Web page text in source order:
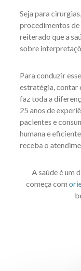
Seja para
procedimentos
reiterado que a
sobre
Para conduzir
estratégia, contar
faz toda a
25 anos de
pacientes e
humana e
receba o
A saúde é um
começa com